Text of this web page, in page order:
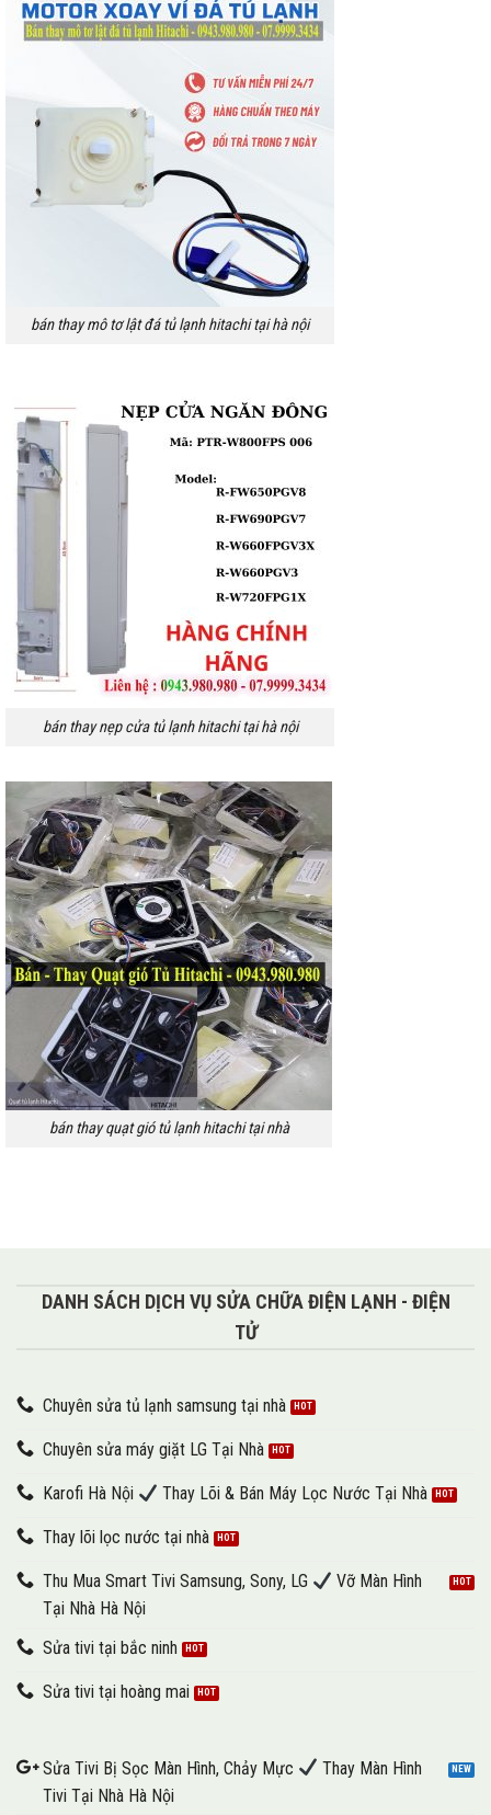
bán thay mô tơ lật đá tủ lạnh hitachi tại hà nội
bán thay nẹp cửa tủ lạnh hitachi tại hà nội
bán thay quạt gió tủ lạnh hitachi tại nhà
DANH SÁCH DỊCH VỤ SỬA CHỮA ĐIỆN LẠNH - ĐIỆN
TỬ
Chuyên sửa tủ lạnh samsung tại nhà
Chuyên sửa máy giặt LG Tại Nhà
Karofi Hà Nội Thay Lõi & Bán Máy Lọc Nước Tại Nhà
Thay lõi lọc nước tại nhà
Thu Mua Smart Tivi Samsung, Sony, LG
Vỡ Màn Hình
Tại Nhà Hà Nội
Sửa tivi tại bắc ninh
Sửa tivi tại hoàng mai
Sửa Tivi Bị Sọc Màn Hình, Chảy Mực
Thay Màn Hình
Tivi Tại Nhà Hà Nội